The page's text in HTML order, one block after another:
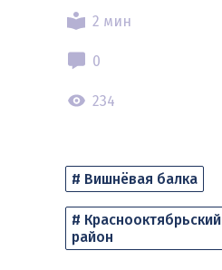
2 мин
0
234
# Вишнёвая балка
# Краснооктябрьский
район